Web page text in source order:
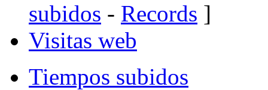
subidos - Records ]
Visitas web
Tiempos subidos